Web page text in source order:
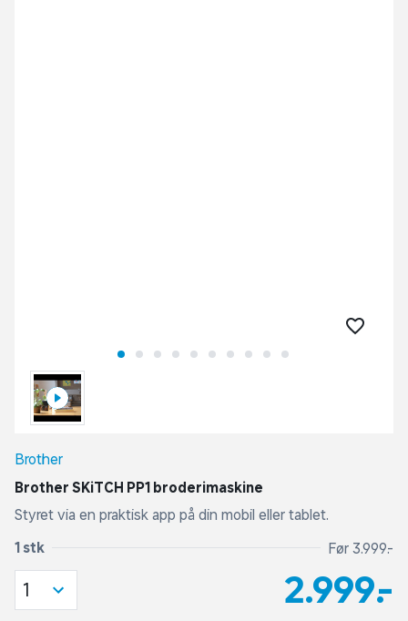
Brother
Brother SKiTCH PP1 broderimaskine
Styret via en praktisk app på din mobil eller tablet.
1 stk Før 3.999,-
2.999,-
1